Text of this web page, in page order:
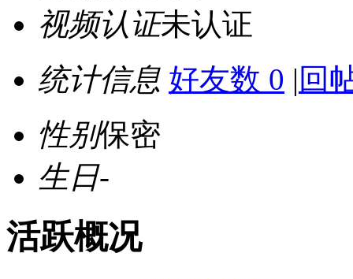
视频认证未认证
统计信息 好友数 0 | 回
性别保密
生日-
活跃概况